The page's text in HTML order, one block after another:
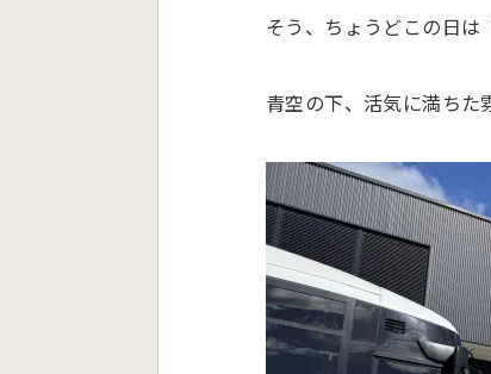
そう、ちょうどこの日は
青空の下、活気に満ちた